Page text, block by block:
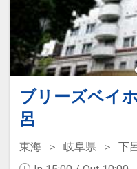
設定期間：2021
月31日
インターネット
200000001239
※ご夕食の飛騨
様（６歳～１２
※連泊の場合、
ります。
にご連絡くださ
ございますので
ブリーズベイ
呂
東海 岐阜県 下